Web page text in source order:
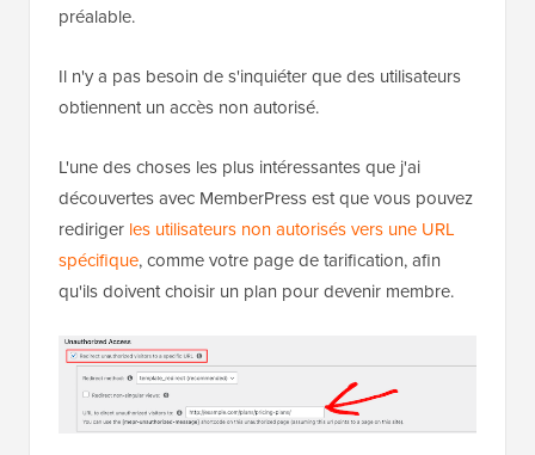
préalable.
Il n'y a pas besoin de s'inquiéter que des utilisateurs
obtiennent un accès non autorisé.
L'une des choses les plus intéressantes que j'ai
découvertes avec MemberPress est que vous pouvez
rediriger les utilisateurs non autorisés vers une URL
spécifique, comme votre page de tarification, afin
qu'ils doivent choisir un plan pour devenir membre.